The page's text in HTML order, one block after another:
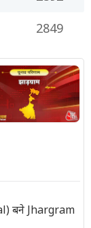
2849
बने Jhargram